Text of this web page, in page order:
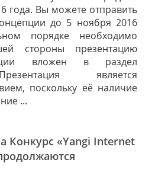
года. Вы можете отправить
до 5 ноября 2016
порядке необходимо
стороны презентацию
вложен в раздел
является
поскольку её наличие
...
Конкурс «Yangi Internet